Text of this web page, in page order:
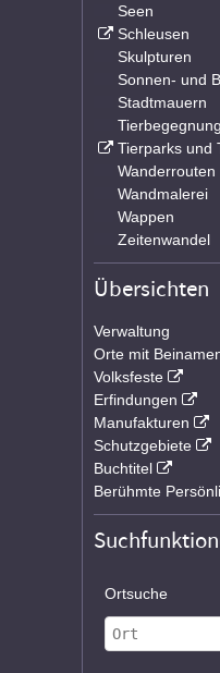
Seen
Schleusen
Skulpturen
Sonnen- und
Stadtmauern
Tierparks und
Wanderrouten
Wandmalerei
Wappen
Zeitenwandel
Übersichten
Verwaltung
Orte mit
Volksfeste
Erfindungen
Manufakturen
Schutzgebiete
Buchtitel
Berühmte
Ortsuche